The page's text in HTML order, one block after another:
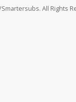
All Rights